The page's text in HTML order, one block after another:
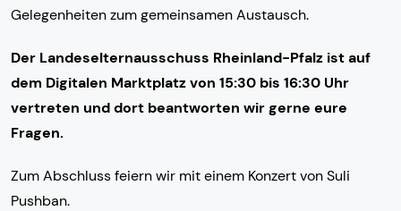
Gelegenheiten zum gemeinsamen Austausch.
Der Landeselternausschuss Rheinland-Pfalz ist auf
dem Digitalen Marktplatz von 15:30 bis 16:30 Uhr
vertreten und dort beantworten wir gerne eure
Fragen.
Zum Abschluss feiern wir mit einem Konzert von Suli
Pushban.